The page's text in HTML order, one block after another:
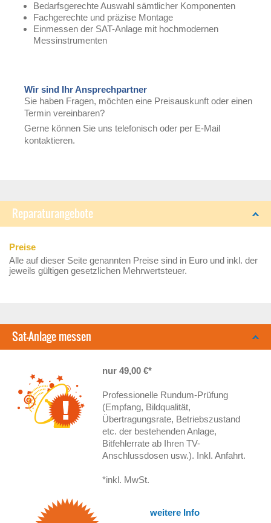
Bedarfsgerechte Auswahl sämtlicher Komponenten
Fachgerechte und präzise Montage
Einmessen der SAT-Anlage mit hochmodernen
Messinstrumenten
Wir sind Ihr Ansprechpartner
Sie haben Fragen, möchten eine Preisauskunft oder einen
Termin vereinbaren?
Gerne können Sie uns telefonisch oder per E-Mail
kontaktieren.
Reparaturangebote
Preise
Alle auf dieser Seite genannten Preise sind in Euro und inkl. der
jeweils gültigen gesetzlichen Mehrwertsteuer.
Sat-Anlage messen
nur 49,00 €*
Professionelle Rundum-Prüfung
(Empfang, Bildqualität,
Übertragungsrate, Betriebszustand
etc. der bestehenden Anlage,
Bitfehlerrate ab Ihren TV-
Anschlussdosen usw.). Inkl. Anfahrt.
*inkl. MwSt.
weitere Info